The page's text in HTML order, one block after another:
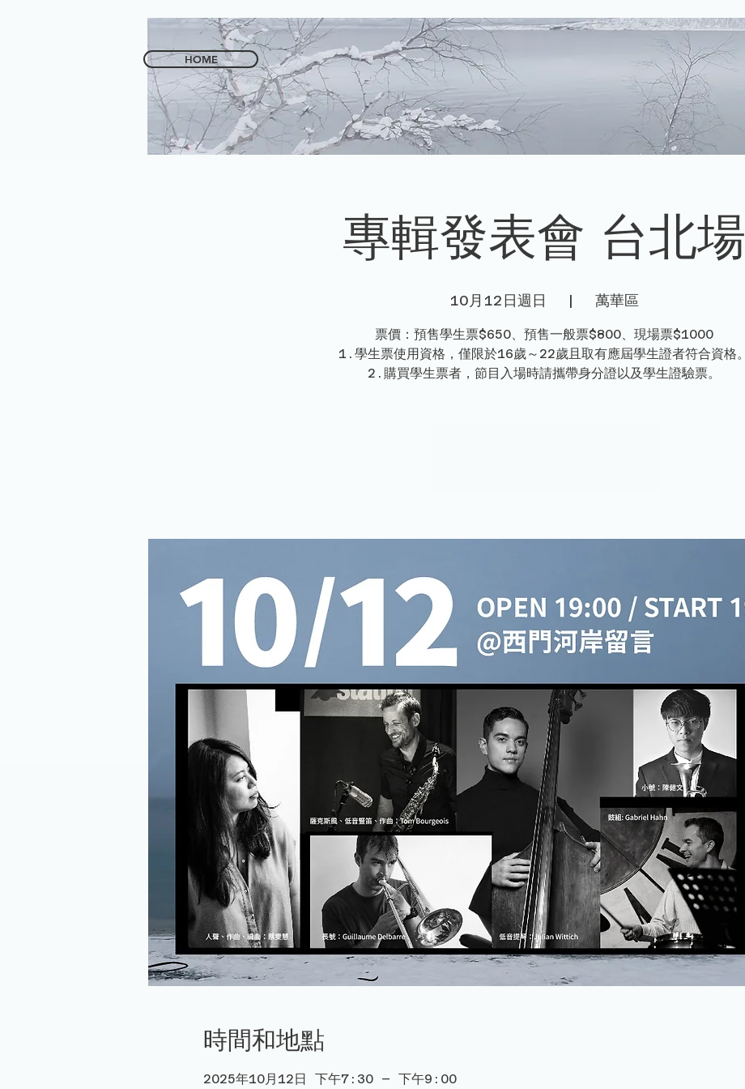
HOME
專輯發表會 台北場
10月12日週日
  |
萬華區
票價：預售學生票$650、預售一般票$800、現場票$1000
1.學生票使用資格，僅限於16歲～22歲且取有應屆學生證者符合資格。
2.購買學生票者，節目入場時請攜帶身分證以及學生證驗票。
時間和地點
2025年10月12日 下午7:30 – 下午9:00